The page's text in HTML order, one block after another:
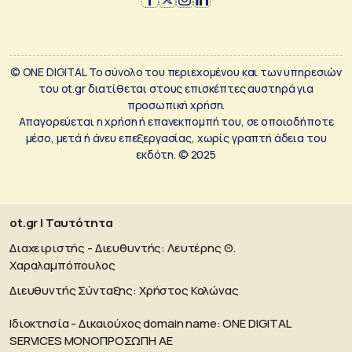
© ONE DIGITAL Το σύνολο του περιεχομένου και των υπηρεσιών
του ot.gr διατίθεται στους επισκέπτες αυστηρά για
προσωπική χρήση.
Απαγορεύεται η χρήση ή επανεκπομπή του, σε οποιοδήποτε
μέσο, μετά ή άνευ επεξεργασίας, χωρίς γραπτή άδεια του
εκδότη. © 2025
ot.gr | Ταυτότητα
Διαχειριστής - Διευθυντής: Λευτέρης Θ.
Χαραλαμπόπουλος
Διευθυντής Σύνταξης: Χρήστος Κολώνας
Ιδιοκτησία - Δικαιούχος domain name: ΟΝΕ DIGITAL
SERVICES MONOΠΡΟΣΩΠΗ ΑΕ